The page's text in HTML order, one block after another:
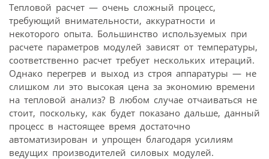
Тепловой расчет — очень сложный процесс,
требующий внимательности, аккуратности и
некоторого опыта. Большинство используемых при
расчете параметров модулей зависят от температуры,
соответственно расчет требует нескольких итераций.
Однако перегрев и выход из строя аппаратуры — не
слишком ли это высокая цена за экономию времени
на тепловой анализ? В любом случае отчаиваться не
стоит, поскольку, как будет показано дальше, данный
процесс в настоящее время достаточно
автоматизирован и упрощен благодаря усилиям
ведущих производителей силовых модулей.